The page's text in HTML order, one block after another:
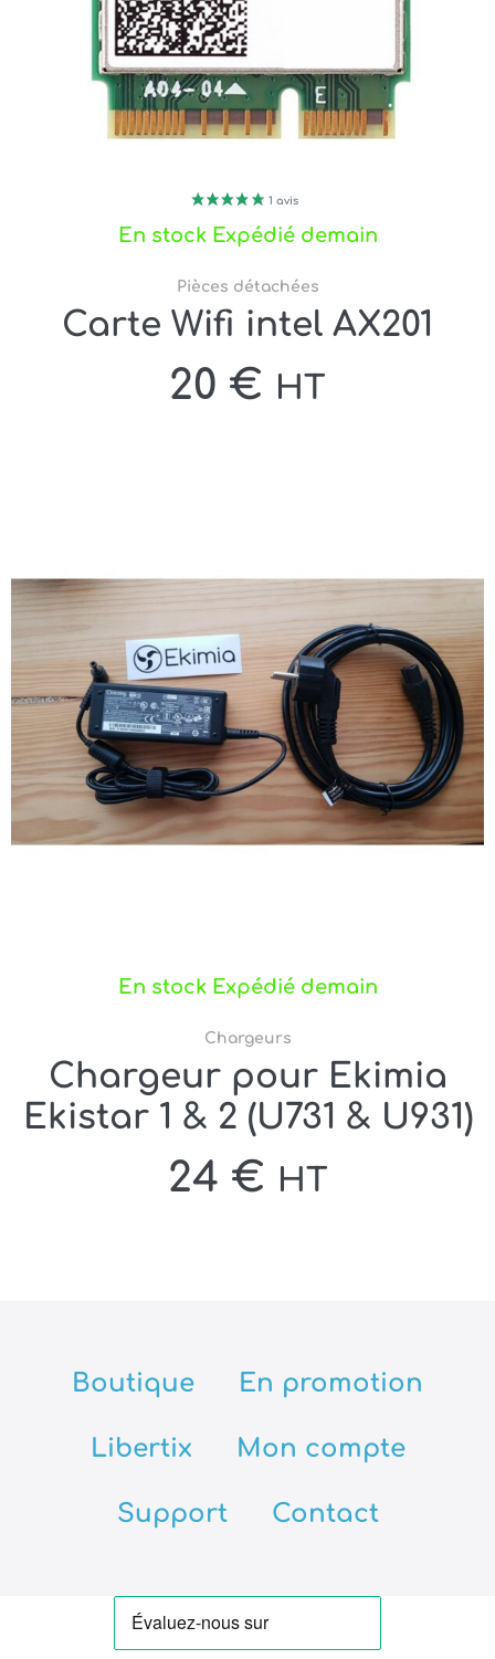
En stock Expédié demain
Pièces détachées
Carte Wifi intel AX201
20 € HT
En stock Expédié demain
Chargeurs
Chargeur pour Ekimia
Ekistar 1 & 2 (U731 & U931)
24 € HT
Boutique En promotion
Libertix Mon compte
Support Contact